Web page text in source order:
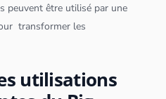
peuvent être utilisé par une
transformer les
utilisations